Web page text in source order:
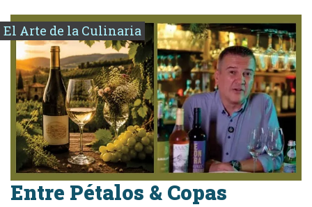
El Arte de la Culinaria
Entre Pétalos & Copas